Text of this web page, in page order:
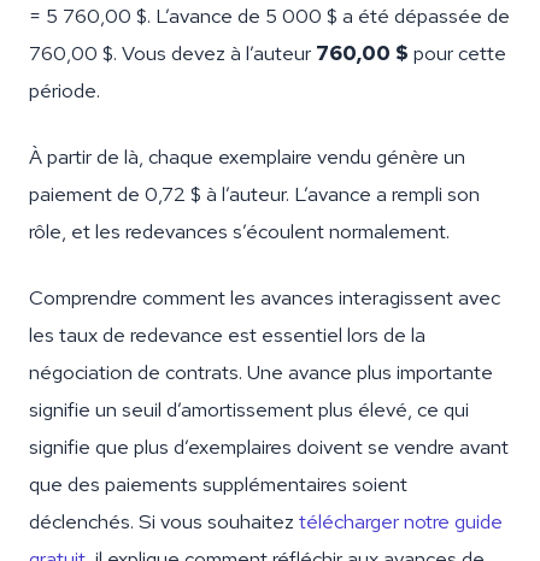
= 5 760,00 $. L’avance de 5 000 $ a été dépassée de
760,00 $. Vous devez à l’auteur 760,00 $ pour cette
période.
À partir de là, chaque exemplaire vendu génère un
paiement de 0,72 $ à l’auteur. L’avance a rempli son
rôle, et les redevances s’écoulent normalement.
Comprendre comment les avances interagissent avec
les taux de redevance est essentiel lors de la
négociation de contrats. Une avance plus importante
signifie un seuil d’amortissement plus élevé, ce qui
signifie que plus d’exemplaires doivent se vendre avant
que des paiements supplémentaires soient
déclenchés. Si vous souhaitez télécharger notre guide